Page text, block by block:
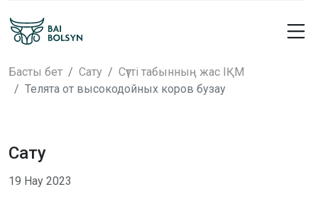
Басты бет Сату
Сүтті табынның жас ІҚМ
Телята от высокодойных коров бузау
Сату
19 Нау 2023